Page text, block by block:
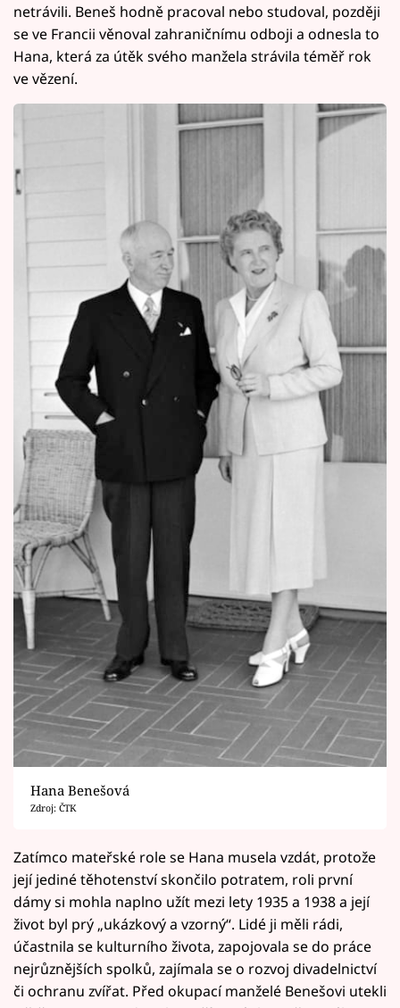
netrávili. Beneš hodně pracoval nebo studoval, později
se ve Francii věnoval zahraničnímu odboji a odnesla to
Hana, která za útěk svého manžela strávila téměř rok
ve vězení.
Hana Benešová
Zdroj: ČTK
Zatímco mateřské role se Hana musela vzdát, protože
její jediné těhotenství skončilo potratem, roli první
dámy si mohla naplno užít mezi lety 1935 a 1938 a její
život byl prý „ukázkový a vzorný“. Lidé ji měli rádi,
účastnila se kulturního života, zapojovala se do práce
nejrůznějších spolků, zajímala se o rozvoj divadelnictví
či ochranu zvířat. Před okupací manželé Benešovi utekli